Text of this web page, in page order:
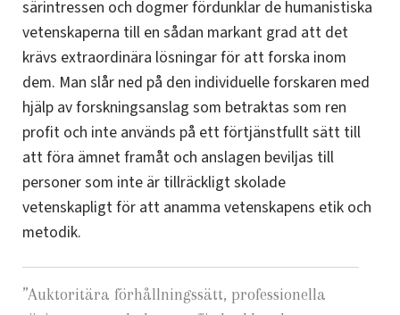
särintressen och dogmer fördunklar de humanistiska
vetenskaperna till en sådan markant grad att det
krävs extraordinära lösningar för att forska inom
dem. Man slår ned på den individuelle forskaren med
hjälp av forskningsanslag som betraktas som ren
profit och inte används på ett förtjänstfullt sätt till
att föra ämnet framåt och anslagen beviljas till
personer som inte är tillräckligt skolade
vetenskapligt för att anamma vetenskapens etik och
metodik.
”Auktoritära förhållningssätt, professionella